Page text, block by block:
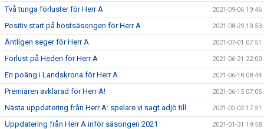
Två tunga förluster för Herr A 2021-09-06 19:46
Positiv start på höstsäsongen för Herr A 2021-08-29 10:53
Äntligen seger för Herr A 2021-07-01 07:51
Förlust på Heden för Herr A 2021-06-21 22:00
En poäng i Landskrona för Herr A 2021-06-18 08:44
Premiären avklarad för Herr A! 2021-06-15 07:05
Nästa uppdatering från Herr A: spelare vi sagt adjö till. 2021-02-02 17:51
Uppdatering från Herr A inför säsongen 2021 2021-01-31 19:58